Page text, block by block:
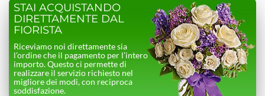
STAI ACQUISTANDO
DIRETTAMENTE DAL
FIORISTA
Riceviamo noi direttamente sia
l’ordine che il pagamento per l’intero
importo. Questo ci permette di
realizzare il servizio richiesto nel
migliore dei modi, con reciproca
soddisfazione.